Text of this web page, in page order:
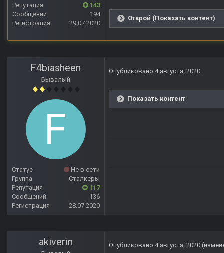
Репутация
143
Сообщений
194
Регистрация
29.07.2020
Открой (Показать контент)
F4biasheen
Бывалый
Статус
Не в сети
Группа
Сталкеры
Репутация
117
Сообщений
136
Регистрация
28.07.2020
Опубликовано 4 августа, 2020
Показать контент
akiverin Опубликовано 4 августа, 2020